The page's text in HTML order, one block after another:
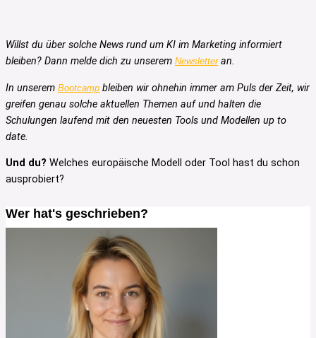
Willst du über solche News rund um KI im Marketing informiert
bleiben? Dann melde dich zu unserem Newsletteran.
In unserem Bootcamp bleiben wir ohnehin immer am Puls der Zeit, wir
greifen genau solche aktuellen Themen auf und halten die
Schulungen laufend mit den neuesten Tools und Modellen up to
date.
Und du? Welches europäische Modell oder Tool hast du schon
ausprobiert?
Wer hat's geschrieben?